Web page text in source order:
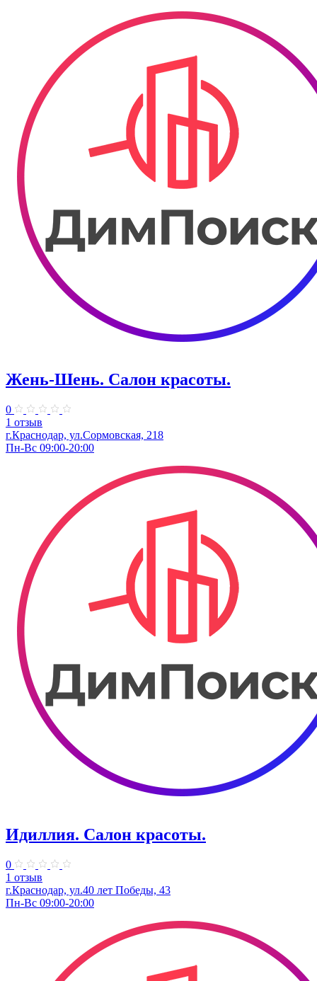
Жень-Шень. Салон красоты.
0
1 отзыв
г.Краснодар, ул.Сормовская, 218
Пн-Вс 09:00-20:00
Идиллия. Салон красоты.
0
1 отзыв
г.Краснодар, ул.40 лет Победы, 43
Пн-Вс 09:00-20:00